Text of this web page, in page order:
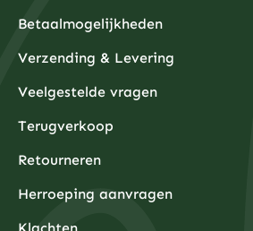
Betaalmogelijkheden
Verzending & Levering
Veelgestelde vragen
Terugverkoop
Retourneren
Herroeping aanvragen